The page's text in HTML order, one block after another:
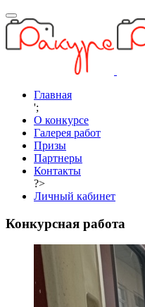
Главная
';
О конкурсе
Галерея работ
Призы
Партнеры
Контакты
?>
Личный кабинет
Конкурсная работа